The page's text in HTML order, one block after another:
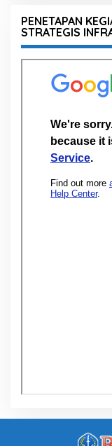
PENETAPAN
STRATEGIS